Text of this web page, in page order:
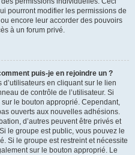
pourront modifier les permissions de
encore leur accorder des pouvoirs
à un forum privé.
puis-je en rejoindre un ?
en cliquant sur le lien
de contrôle de l’utilisateur. Si
le bouton approprié. Cependant,
ouverts aux nouvelles adhésions.
d’autres peuvent être privés et
le groupe est public, vous pouvez le
Si le groupe est restreint et nécessite
sur le bouton approprié. Le